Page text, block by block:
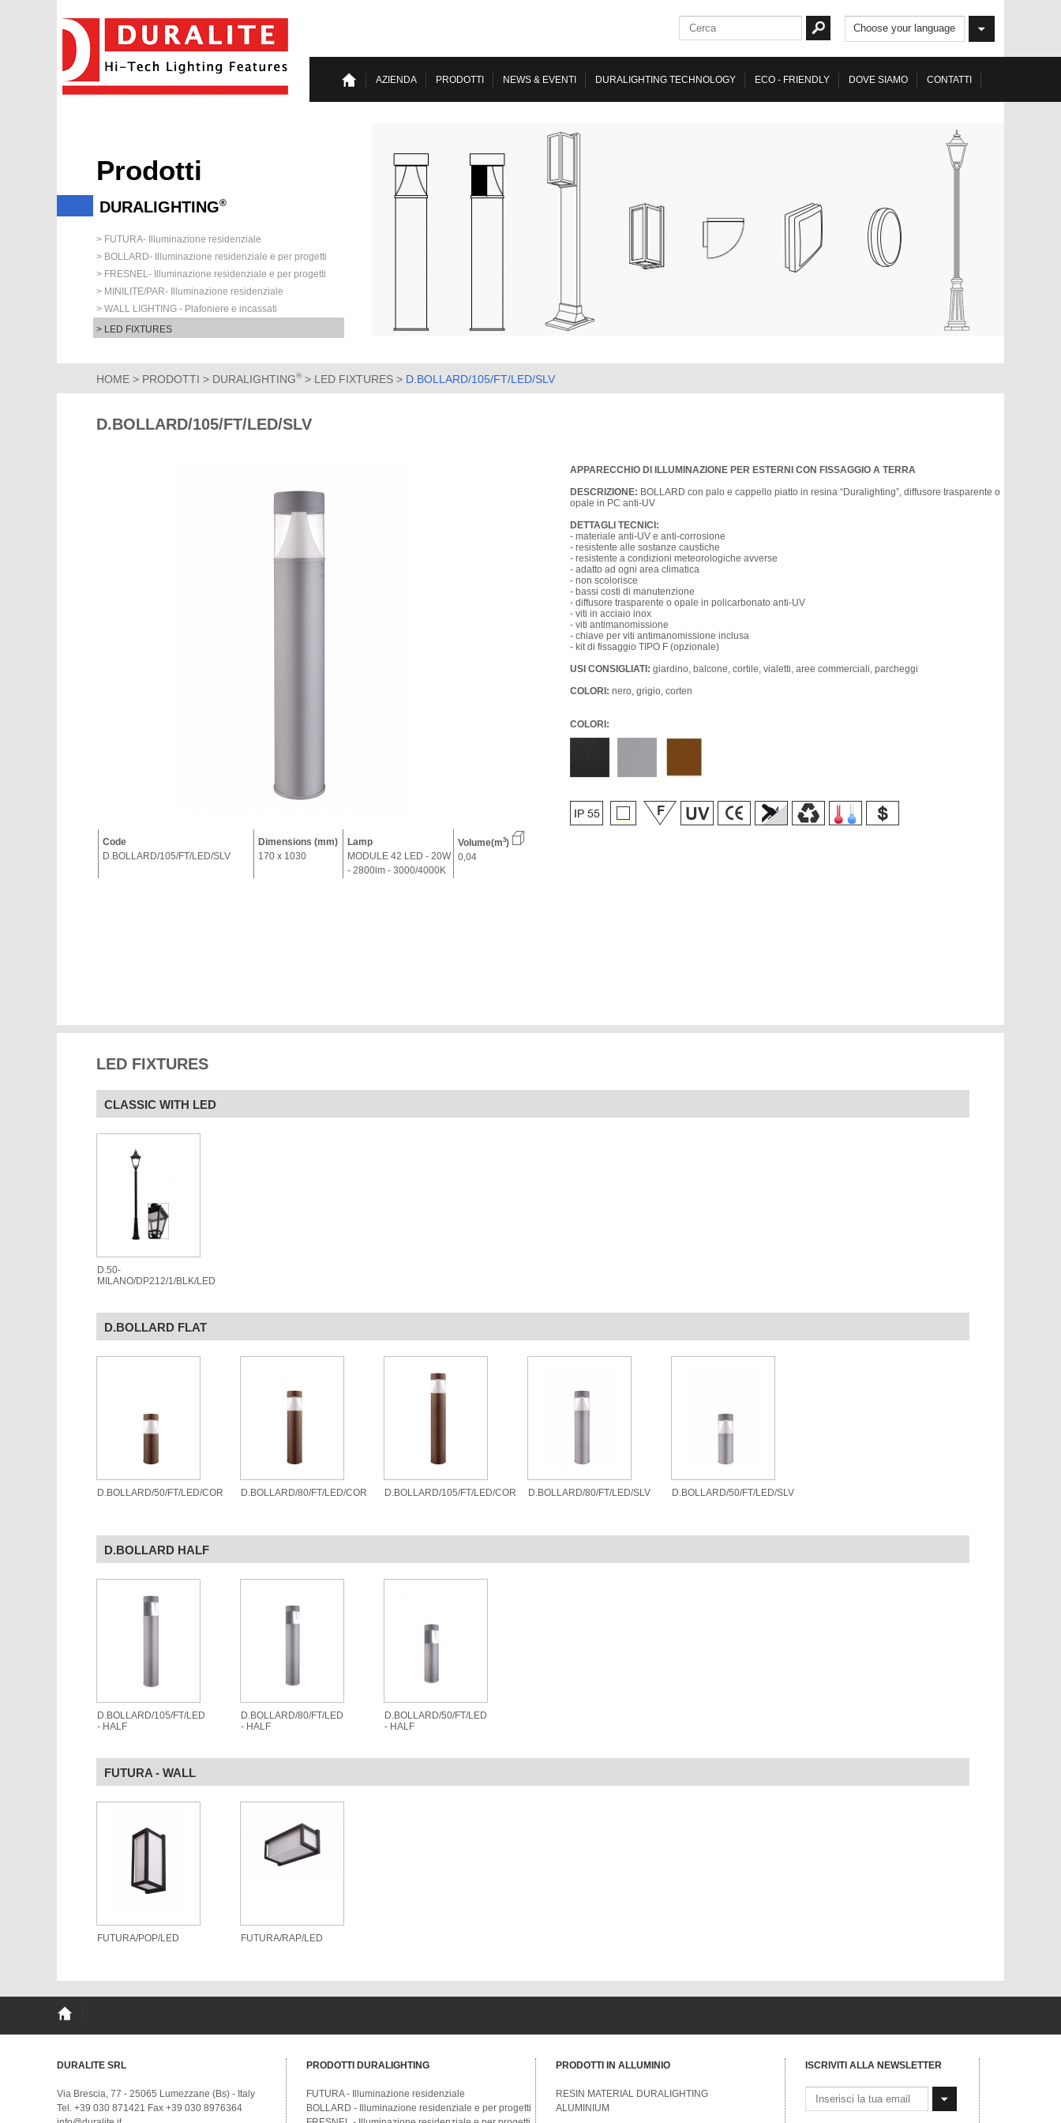
Prodotti
DURALIGHTING®
> FUTURA- Illuminazione residenziale
> BOLLARD- Illuminazione residenziale e per progetti
> FRESNEL- Illuminazione residenziale e per progetti
> MINILITE/PAR- Illuminazione residenziale
> WALL LIGHTING - Plafoniere e incassati
> LED FIXTURES
AZIENDA PRODOTTI NEWS & EVENTI DURALIGHTING TECHNOLOGY ECO - FRIENDLY DOVE SIAMO CONTATTI
Choose your language
HOME > PRODOTTI > DURALIGHTING®> LED FIXTURES > D.BOLLARD/105/FT/LED/SLV
D.BOLLARD/105/FT/LED/SLV
Code
D.BOLLARD/105/FT/LED/SLV
Dimensions (mm)
170 x 1030
Lamp
MODULE 42 LED - 20W
- 2800lm - 3000/4000K
Volume(m3)
0,04
APPARECCHIO DI ILLUMINAZIONE PER ESTERNI CON FISSAGGIO A TERRA
DESCRIZIONE: BOLLARD con palo e cappello piatto in resina “Duralighting”, diffusore trasparente o
opale in PC anti-UV
DETTAGLI TECNICI:
- materiale anti-UV e anti-corrosione
- resistente alle sostanze caustiche
- resistente a condizioni meteorologiche avverse
- adatto ad ogni area climatica
- non scolorisce
- bassi costi di manutenzione
- diffusore trasparente o opale in policarbonato anti-UV
- viti in acciaio inox
- viti antimanomissione
- chiave per viti antimanomissione inclusa
- kit di fissaggio TIPO F (opzionale)
USI CONSIGLIATI: giardino, balcone, cortile, vialetti, aree commerciali, parcheggi
COLORI: nero, grigio, corten
COLORI:
LED FIXTURES
CLASSIC WITH LED
D.50-
MILANO/DP212/1/BLK/LED
D.BOLLARD FLAT
D.BOLLARD/50/FT/LED/COR D.BOLLARD/80/FT/LED/COR D.BOLLARD/105/FT/LED/COR D.BOLLARD/80/FT/LED/SLV D.BOLLARD/50/FT/LED/SLV
D.BOLLARD HALF
D.BOLLARD/105/FT/LED
- HALF
D.BOLLARD/80/FT/LED
- HALF
D.BOLLARD/50/FT/LED
- HALF
FUTURA - WALL
FUTURA/POP/LED FUTURA/RAP/LED
DURALITE SRL
Via Brescia, 77 - 25065 Lumezzane (Bs) - Italy
Tel. +39 030 871421 Fax +39 030 8976364
PRODOTTI DURALIGHTING
FUTURA - Illuminazione residenziale
BOLLARD - Illuminazione residenziale e per progetti
PRODOTTI IN ALLUMINIO
RESIN MATERIAL DURALIGHTING
ALUMINIUM
ISCRIVITI ALLA NEWSLETTER